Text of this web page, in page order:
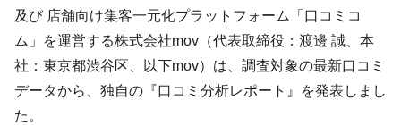
及び 店舗向け集客一元化プラットフォーム「口コミコ
ム」を運営する株式会社mov（代表取締役：渡邊 誠、本
社：東京都渋谷区、以下mov）は、調査対象の最新口コミ
データから、独自の『口コミ分析レポート』を発表しまし
た。